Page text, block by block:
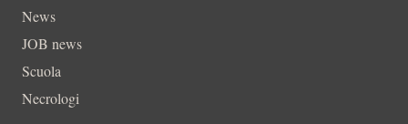
News
JOB news
Scuola
Necrologi